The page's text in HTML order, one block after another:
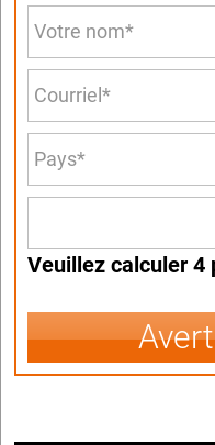
Veuillez calculer 4